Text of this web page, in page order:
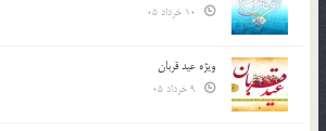
ویژه عید قربان